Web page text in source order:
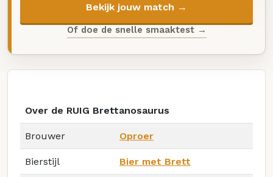
Bekijk jouw match →
Of doe de snelle smaaktest →
Over de RUIG Brettanosaurus
Brouwer Oproer
Bierstijl Bier met Brett